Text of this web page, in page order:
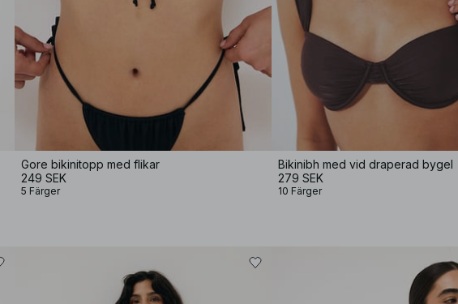
Gore bikinitopp med flikar
249 SEK
5 Färger
Bikinibh med vid draperad bygel
279 SEK
10 Färger